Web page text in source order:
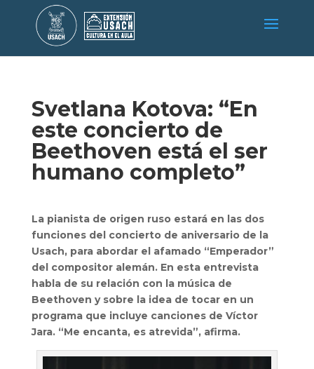
Svetlana Kotova: “En
este concierto de
Beethoven está el ser
humano completo”
La pianista de origen ruso estará en las dos
funciones del concierto de aniversario de la
Usach, para abordar el afamado “Emperador”
del compositor alemán. En esta entrevista
habla de su relación con la música de
Beethoven y sobre la idea de tocar en un
programa que incluye canciones de Víctor
Jara. “Me encanta, es atrevida”, afirma.